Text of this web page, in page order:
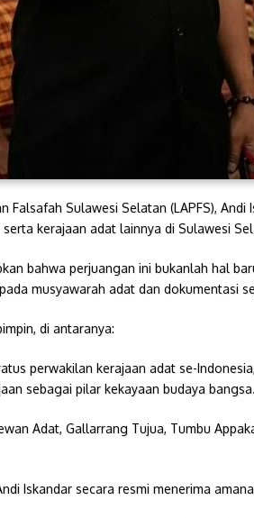
Falsafah Sulawesi Selatan (LAPFS),
kerajaan adat lainnya di Sulawesi
bahwa perjuangan ini bukanlah hal
musyawarah adat dan dokumentasi
di antaranya:
perwakilan kerajaan adat se-
sebagai pilar kekayaan budaya bangsa.
Adat, Gallarrang Tujua, Tumbu
Iskandar secara resmi menerima